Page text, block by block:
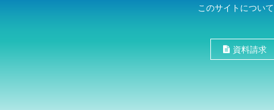
このサイトについて
資料請求